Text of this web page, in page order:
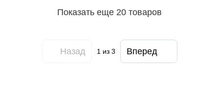
Показать еще 20 товаров
Назад 1 из 3 Вперед